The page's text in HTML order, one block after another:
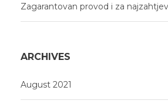
Zagarantovan provod i za
ARCHIVES
August 2021